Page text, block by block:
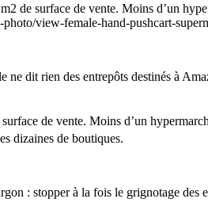
de surface de vente. Moins d’un
view-female-hand-pushcart-
dit rien des entrepôts destinés à
surface de vente. Moins d’un
dizaines de boutiques.
: stopper à la fois le grignotage des